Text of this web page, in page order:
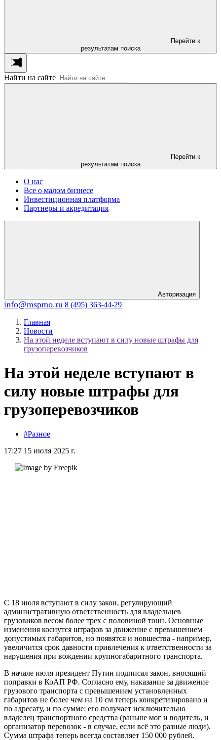
Перейти к
результатам поиска
Найти на сайте
Перейти к
результатам поиска
О нас
Все о малом бизнесе
Инвестиционная платформа
Партнеры и акредитация
Авторизация
info@mspmo.ru 8 (495) 363-44-29
Главная
Новости
На этой неделе вступают в силу новые штрафы для
грузоперевозчиков
На этой неделе вступают в
силу новые штрафы для
грузоперевозчиков
#Разное
17:27 15 июля 2025 г.
С 18 июля вступают в силу закон, регулирующий
административную ответственность для владельцев
грузовиков весом более трех с половиной тонн. Основные
изменения коснутся штрафов за движение с превышением
допустимых габаритов, но появятся и новшества - например,
увеличится срок давности привлечения к ответственности за
нарушения при вождении крупногабаритного транспорта.
В начале июля президент Путин подписал закон, вносящий
поправки в КоАП РФ. Согласно ему, наказание за движение
грузового транспорта с превышением установленных
габаритов не более чем на 10 см теперь конкретизировано и
по адресату, и по сумме: его получает исключительно
владелец транспортного средства (раньше мог и водитель, и
организатор перевозок - в случае, если всё это разные люди).
Сумма штрафа теперь всегда составляет 150 000 рублей.